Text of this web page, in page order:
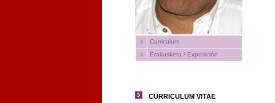
Curriculum
Erakusketa / Exposición
CURRICULUM VITAE